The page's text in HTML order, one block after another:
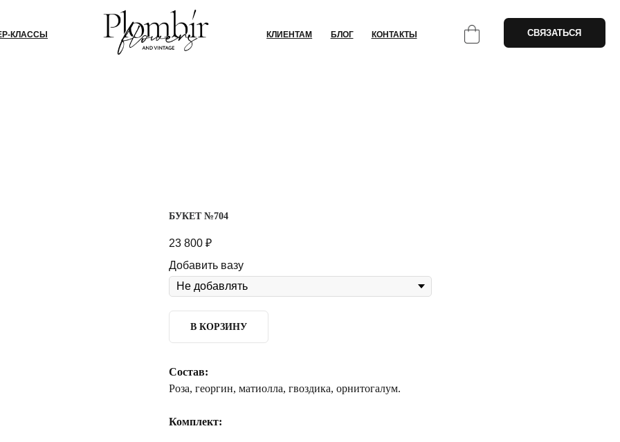
БЛОГ КОНТАКТЫ СВЯЗАТЬСЯ
БУКЕТ №704
23 800 ₽
Добавить вазу
В КОРЗИНУ
Состав:
Роза, георгин, матиолла, гвоздика, орнитогалум.
Комплект: